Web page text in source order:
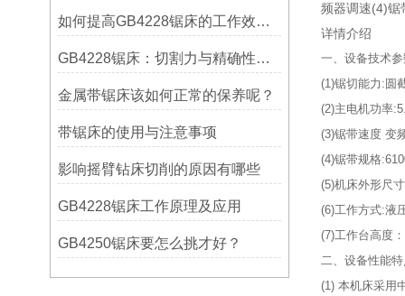
如何提高GB4228锯床的工作效率？
GB4228锯床：切割力与精确性的结合
金属带锯床该如何正常的保养呢？
带锯床的使用与注意事项
影响摇臂钻床切削的原因有哪些
GB4228锯床工作原理及应用
GB4250锯床要怎么挑才好？
频器调速(4)锯
详情介绍
一、设备技术
(1)锯切能力:圆
(2)主电机功率
(3)锯带速度 变
(4)锯带规格
(5)机床外形尺
(6)工作方式:
(7)工作台高度
二、设备性能
(1) 本机床采用